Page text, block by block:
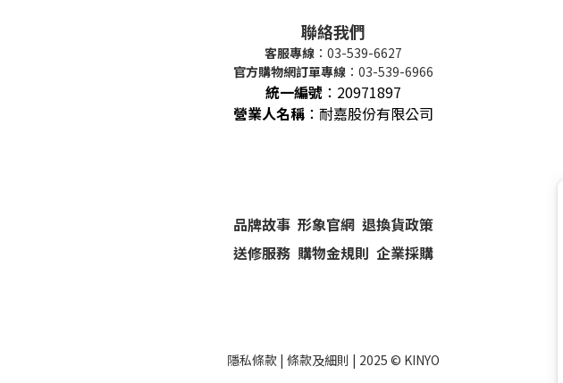
聯絡我們
客服專線 ：03-539-6627
官方購物網訂單專線 ：03-539-6966
統一編號 ： 20971897
營業人名稱 ：耐嘉股份有限公司
品牌故事 形象官網 退換貨政策
送修服務 購物金規則 企業採購
隱私條款 | 條款及細則 | 2025 © KINYO